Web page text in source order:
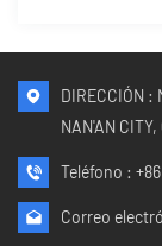
DIRECCIÓN :
NAN'AN
Teléfono :
Correo